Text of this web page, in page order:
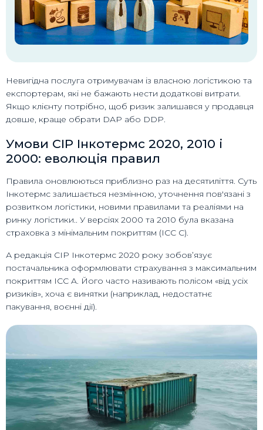
Невигідна послуга отримувачам із власною логістикою та
експортерам, які не бажають нести додаткові витрати.
Якщо клієнту потрібно, щоб ризик залишався у продавця
довше, краще обрати DAP або DDP.
Умови CIP Інкотермс 2020, 2010 і
2000: еволюція правил
Правила оновлюються приблизно раз на десятиліття. Суть
Інкотермс залишається незмінною, уточнення пов'язані з
розвитком логістики, новими правилами та реаліями на
ринку логістики.. У версіях 2000 та 2010 була вказана
страховка з мінімальним покриттям (ICC C).
А редакція CIP Інкотермс 2020 року зобов’язує
постачальника оформлювати страхування з максимальним
покриттям ICC A. Його часто називають полісом «від усіх
ризиків», хоча є винятки (наприклад, недостатнє
пакування, воєнні дії).